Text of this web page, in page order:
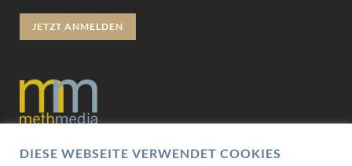
JETZT ANMELDEN
Datenschutz
DIESE WEBSEITE VERWENDET COOKIES